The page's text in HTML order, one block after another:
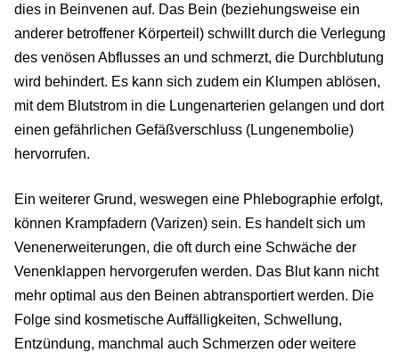
dies in Beinvenen auf. Das Bein (beziehungsweise ein
anderer betroffener Körperteil) schwillt durch die Verlegung
des venösen Abflusses an und schmerzt, die Durchblutung
wird behindert. Es kann sich zudem ein Klumpen ablösen,
mit dem Blutstrom in die Lungenarterien gelangen und dort
einen gefährlichen Gefäßverschluss (Lungenembolie)
hervorrufen.
Ein weiterer Grund, weswegen eine Phlebographie erfolgt,
können Krampfadern (Varizen) sein. Es handelt sich um
Venenerweiterungen, die oft durch eine Schwäche der
Venenklappen hervorgerufen werden. Das Blut kann nicht
mehr optimal aus den Beinen abtransportiert werden. Die
Folge sind kosmetische Auffälligkeiten, Schwellung,
Entzündung, manchmal auch Schmerzen oder weitere